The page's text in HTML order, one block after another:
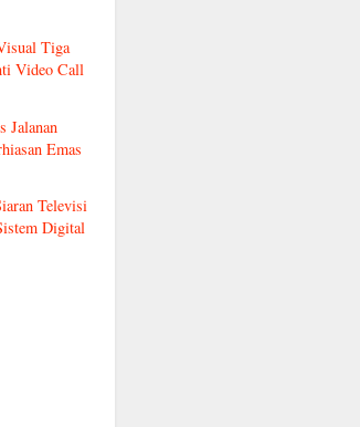
Tiga
Video Call
Jalanan
Emas
Televisi
Digital